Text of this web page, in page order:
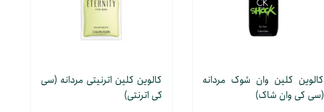
کالوین کلین وان شوک مردانه
(سی کی وان شاک)
کالوین کلین اترنیتی مردانه (سی
کی اترنتی)